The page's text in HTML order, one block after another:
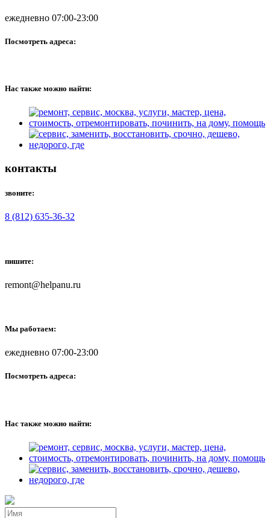
ежедневно 07:00-23:00
Посмотреть адреса:
Нас также можно найти:
контакты
звоните:
8 (812) 635-36-32
пишите:
remont@helpanu.ru
Мы работаем:
ежедневно 07:00-23:00
Посмотреть адреса:
Нас также можно найти: